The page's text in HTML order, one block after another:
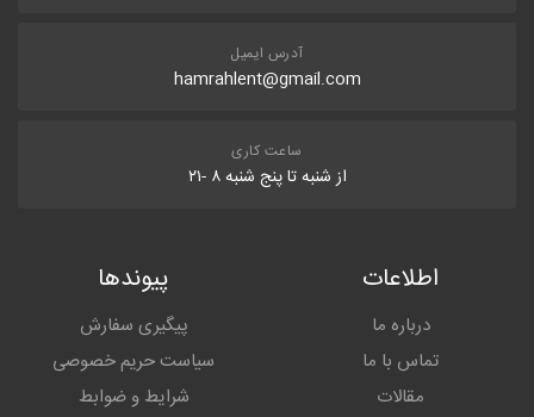
آدرس ایمیل
hamrahlent@gmail.com
ساعت کاری
از شنبه تا پنج شنبه ۸ -۲۱
اطلاعات
درباره ما
تماس با ما
مقالات
پیوندها
پیگیری سفارش
سیاست حریم خصوصی
شرایط و ضوابط